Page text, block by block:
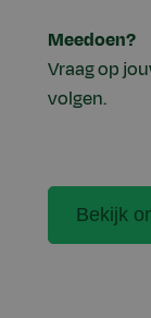
Meedoen?
Vraag op
volgen.
Bekijk